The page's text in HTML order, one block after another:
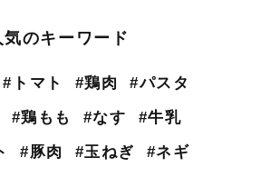
気のキーワード
#トマト #鶏肉
#パスタ
#鶏もも #なす
#牛乳
#豚肉 #玉ねぎ
#ネギ